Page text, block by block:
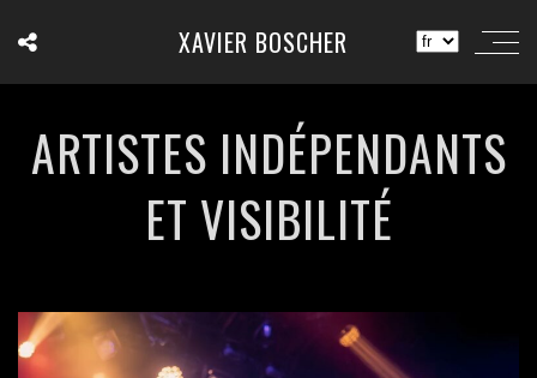
XAVIER BOSCHER
ARTISTES INDÉPENDANTS
ET VISIBILITÉ